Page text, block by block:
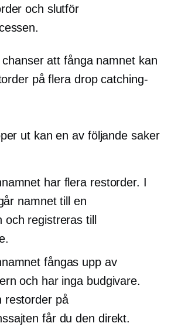
och slutför
att fånga namnet kan
på flera drop catching-
ut kan en av följande saker
har flera restorder. I
namnet till en
registreras till
fångas upp av
och har inga budgivare.
restorder på
får du den direkt.